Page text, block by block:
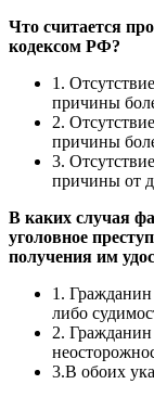
Что считается
кодексом РФ?
1.
причины
2.
причины
3.
причины от
В каких случая
уголовное
получения им
1.
либо
2.
3.В обоих